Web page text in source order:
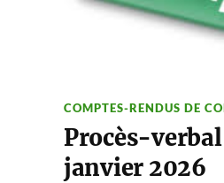
COMPTES-RENDUS DE
Procès-verbal
janvier 2026